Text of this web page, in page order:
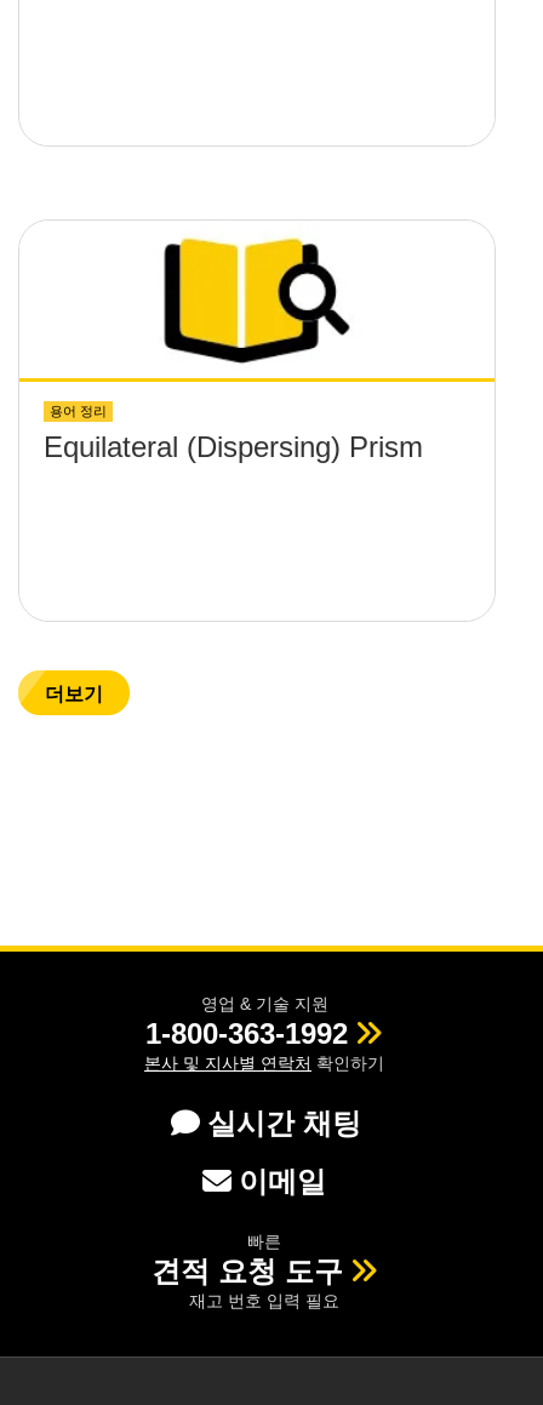
용어 정리
Equilateral (Dispersing) Prism
더보기
영업 & 기술 지원
1-800-363-1992
본사 및 지사별 연락처 확인하기
실시간 채팅
이메일
빠른
견적 요청 도구
재고 번호 입력 필요